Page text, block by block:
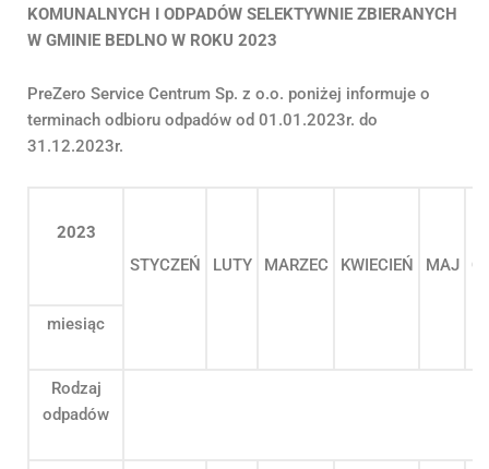
KOMUNALNYCH I ODPADÓW SELEKTYWNIE ZBIERANYCH
W GMINIE BEDLNO W ROKU 2023
PreZero Service Centrum Sp. z o.o. poniżej informuje o
terminach odbioru odpadów od 01.01.2023r. do
31.12.2023r.
2023
STYCZEŃ
LUTY MARZEC KWIECIEŃ MAJ
miesiąc
Rodzaj
odpadów